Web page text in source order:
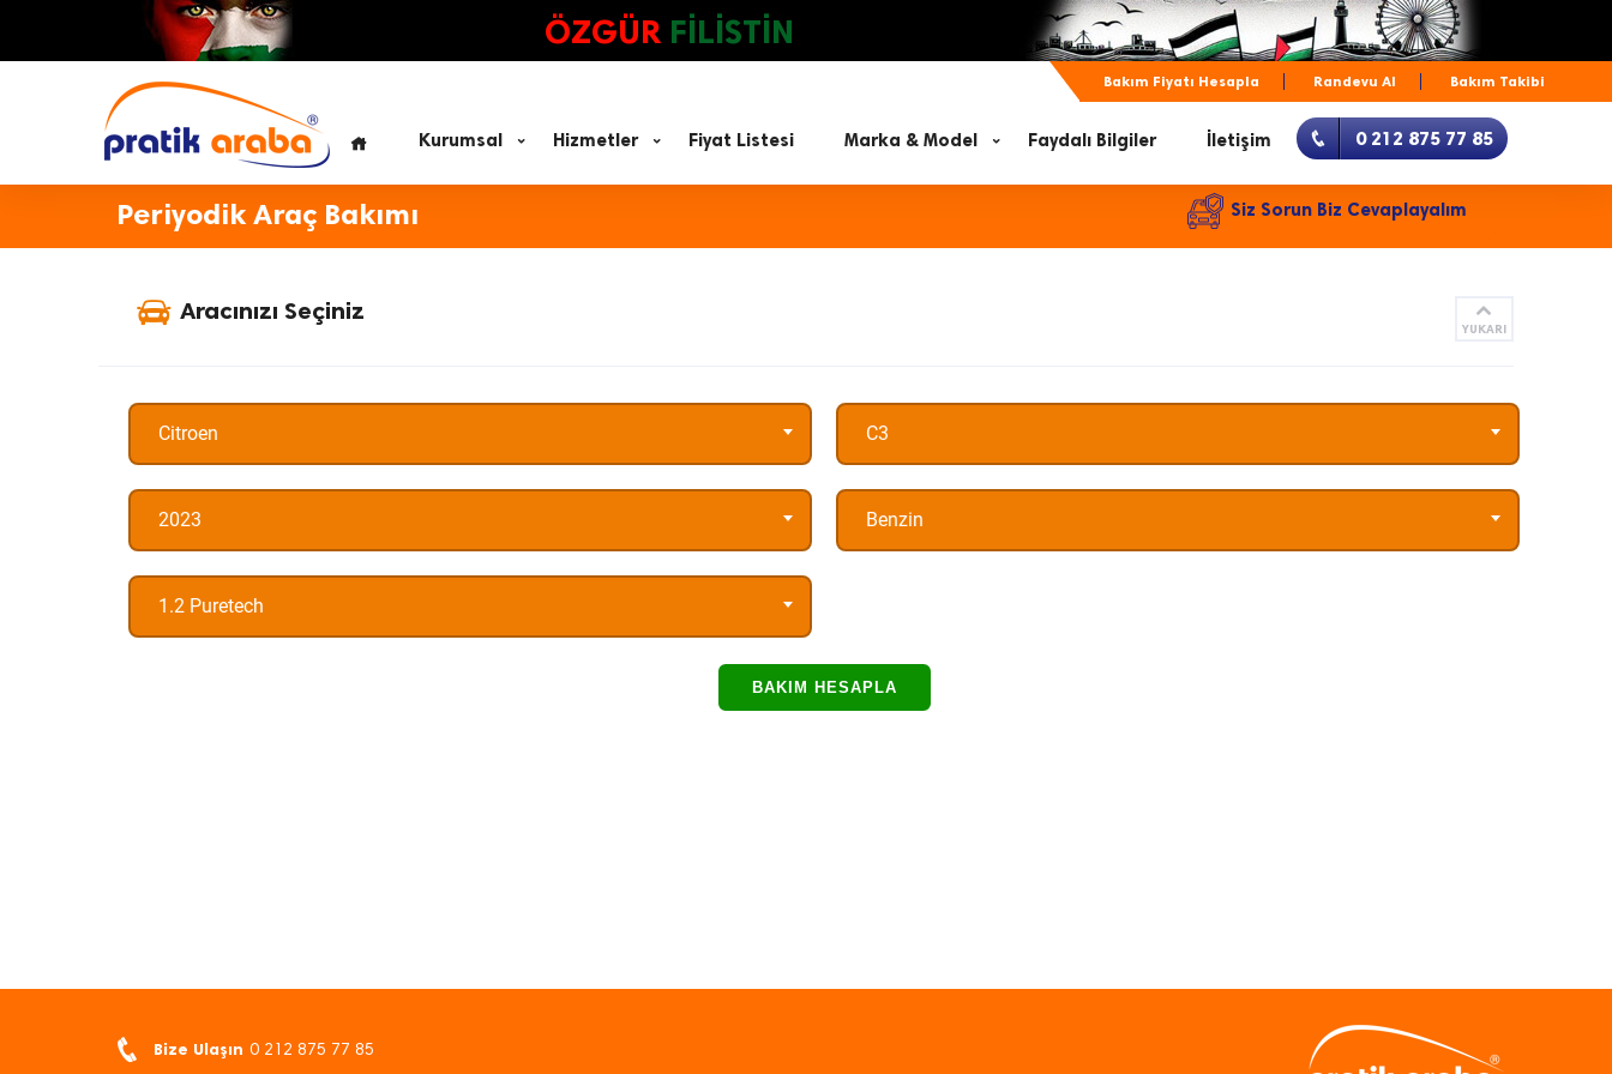
ÖZGÜR FİLİSTİN
Bakım Fiyatı Hesapla Randevu Al Bakım Takibi
Kurumsal Hizmetler Fiyat Listesi Marka & Model Faydalı Bilgiler İletişim 0 212 875 77 85
Periyodik Araç Bakımı Siz Sorun Biz Cevaplayalım
Aracınızı Seçiniz
YUKARI
Citroen C3
2023 Benzin
1.2 Puretech
BAKIM HESAPLA
Bize Ulaşın 0 212 875 77 85